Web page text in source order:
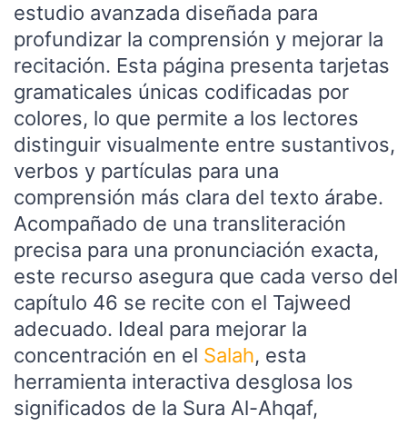
estudio avanzada diseñada para
profundizar la comprensión y mejorar la
recitación. Esta página presenta tarjetas
gramaticales únicas codificadas por
colores, lo que permite a los lectores
distinguir visualmente entre sustantivos,
verbos y partículas para una
comprensión más clara del texto árabe.
Acompañado de una transliteración
precisa para una pronunciación exacta,
este recurso asegura que cada verso del
capítulo 46 se recite con el Tajweed
adecuado. Ideal para mejorar la
concentración en el Salah, esta
herramienta interactiva desglosa los
significados de la Sura Al-Ahqaf,